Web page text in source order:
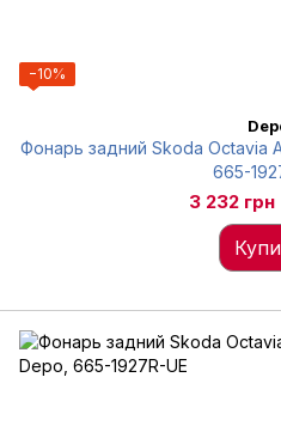
−10%
Фонарь задний Skoda Octavia
665-
3 232 грн